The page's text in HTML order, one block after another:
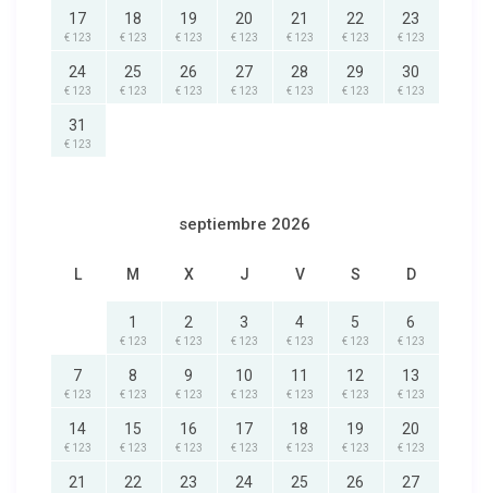
17
€ 123
18
€ 123
19
€ 123
20
€ 123
21
€ 123
22
€ 123
23
€ 123
24
€ 123
25
€ 123
26
€ 123
27
€ 123
28
€ 123
29
€ 123
30
€ 123
31
€ 123
septiembre 2026
L M X J V S D
1
€ 123
2
€ 123
3
€ 123
4
€ 123
5
€ 123
6
€ 123
7
€ 123
8
€ 123
9
€ 123
10
€ 123
11
€ 123
12
€ 123
13
€ 123
14
€ 123
15
€ 123
16
€ 123
17
€ 123
18
€ 123
19
€ 123
20
€ 123
21 22 23 24 25 26 27